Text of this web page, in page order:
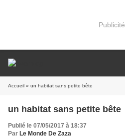
Publicité
Accueil » un habitat sans petite bête
un habitat sans petite bête
Publié le 07/05/2017 à 18:37
Par Le Monde De Zaza